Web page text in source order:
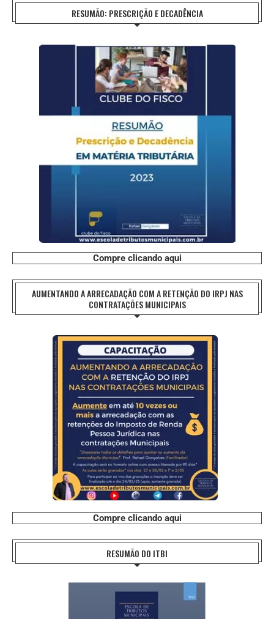
RESUMÃO: PRESCRIÇÃO E DECADÊNCIA
Compre clicando aqui
AUMENTANDO A ARRECADAÇÃO COM A RETENÇÃO DO IRPJ NAS
CONTRATAÇÕES MUNICIPAIS
Compre clicando aqui
RESUMÃO DO ITBI